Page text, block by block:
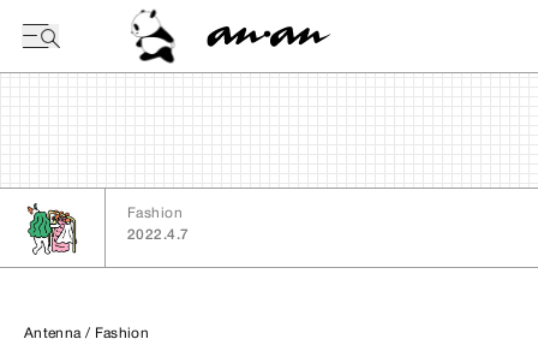
Fashion
2022.4.7
Antenna / Fashion